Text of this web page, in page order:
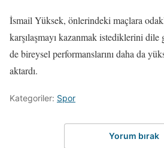
İsmail Yüksek, önlerindeki maçlara
karşılaşmayı kazanmak istediklerini
de bireysel performanslarını daha da
aktardı.
Kategoriler: Spor
Yorum bırak